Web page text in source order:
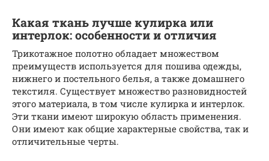
Какая ткань лучше кулирка или
интерлок: особенности и отличия
Трикотажное полотно обладает множеством
преимуществ используется для пошива одежды,
нижнего и постельного белья, а также домашнего
текстиля. Существует множество разновидностей
этого материала, в том числе кулирка и интерлок.
Эти ткани имеют широкую область применения.
Они имеют как общие характерные свойства, так и
отличительные черты.